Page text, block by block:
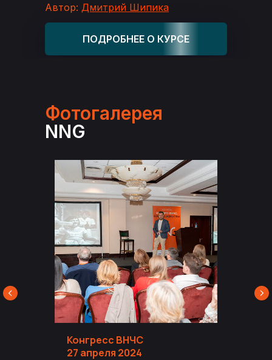
Автор: Дмитрий Шипика
ПОДРОБНЕЕ О КУРСЕ
Фотогалерея
NNG
Конгресс ВНЧС
27 апреля 2024